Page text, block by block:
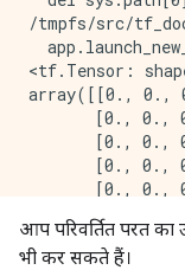
/tmpfs/src/
<tf.Tensor:
array([[0.,
[0., 0.,
[0., 0.,
[0., 0.,
[0., 0.,
[0., 0.,
[0., 0.,
आप परिवर्तित परत का
भी कर सकते हैं।